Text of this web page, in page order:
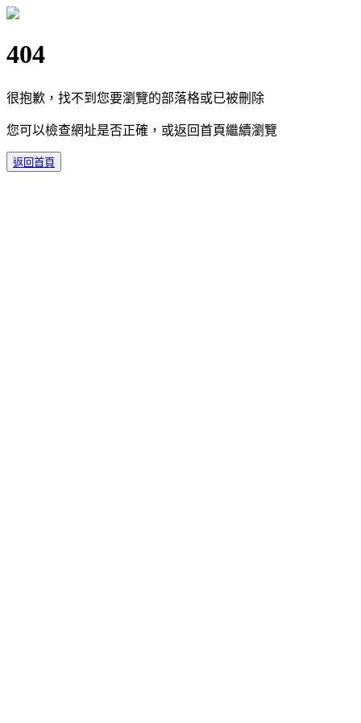
404
很抱歉，找不到您要瀏覽的部落格或已被刪除
您可以檢查網址是否正確，或返回首頁繼續瀏覽
返回首頁